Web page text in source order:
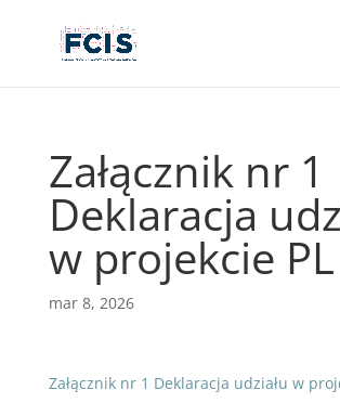
Załącznik nr 1
Deklaracja
w projekcie PL
mar 8, 2026
Załącznik nr 1 Deklaracja udziału w